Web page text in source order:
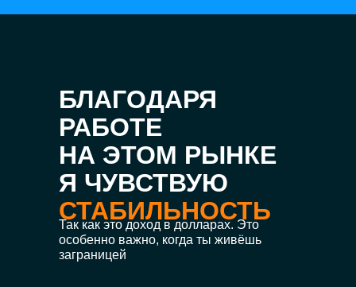
Так как это доход в долларах. Это
особенно важно, когда ты живёшь
заграницей
БЛАГОДАРЯ
РАБОТЕ
НА ЭТОМ РЫНКЕ
Я ЧУВСТВУЮ
СТАБИЛЬНОСТЬ